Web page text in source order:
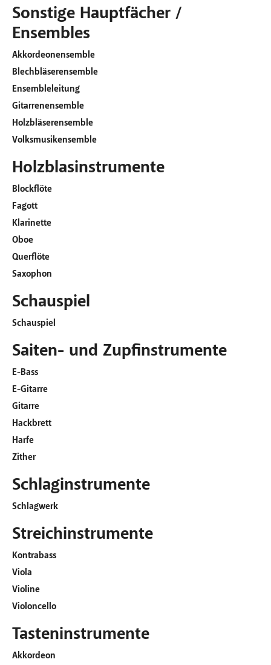
Sonstige Hauptfächer /
Ensembles
Akkordeonensemble
Blechbläserensemble
Ensembleleitung
Gitarrenensemble
Holzbläserensemble
Volksmusikensemble
Holzblasinstrumente
Blockflöte
Fagott
Klarinette
Oboe
Querflöte
Saxophon
Schauspiel
Schauspiel
Saiten- und Zupfinstrumente
E-Bass
E-Gitarre
Gitarre
Hackbrett
Harfe
Zither
Schlaginstrumente
Schlagwerk
Streichinstrumente
Kontrabass
Viola
Violine
Violoncello
Tasteninstrumente
Akkordeon